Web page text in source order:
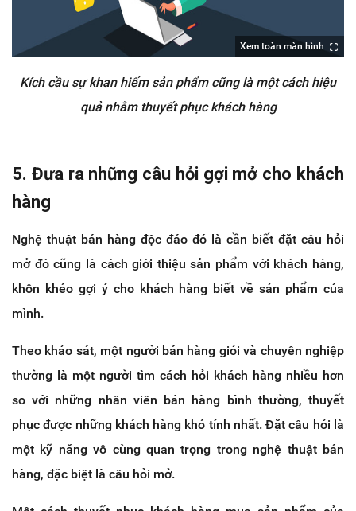
Xem toàn màn hình
Kích cầu sự khan hiếm sản phẩm cũng là một cách hiệu
quả nhằm thuyết phục khách hàng
5. Đưa ra những câu hỏi gợi mở cho khách
hàng
Nghệ thuật bán hàng độc đáo đó là cần biết đặt câu hỏi
mở đó cũng là cách giới thiệu sản phẩm với khách hàng,
khôn khéo gợi ý cho khách hàng biết về sản phẩm của
mình.
Theo khảo sát, một người bán hàng giỏi và chuyên nghiệp
thường là một người tìm cách hỏi khách hàng nhiều hơn
so với những nhân viên bán hàng bình thường, thuyết
phục được những khách hàng khó tính nhất. Đặt câu hỏi là
một kỹ năng vô cùng quan trọng trong nghệ thuật bán
hàng, đặc biệt là câu hỏi mở.